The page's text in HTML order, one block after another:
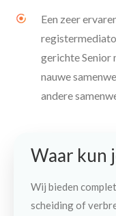
Een zeer
gerichte Senior
nauwe
andere
Waar kun
Wij bieden
scheiding of